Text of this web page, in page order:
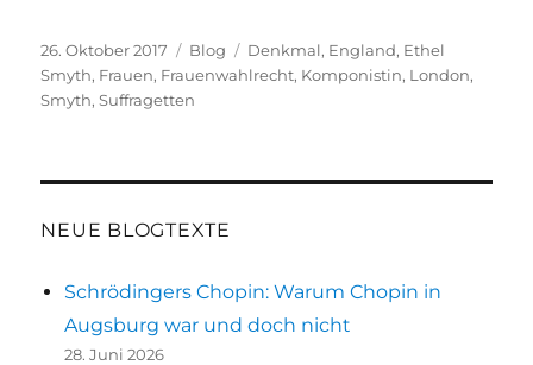
Veröffentlicht
am
26. Oktober 2017 Kategorien
Blog Schlagwörter
Denkmal, England, Ethel
Smyth, Frauen, Frauenwahlrecht, Komponistin, London,
Smyth,Suffragetten
NEUE BLOGTEXTE
Schrödingers Chopin: Warum Chopin in
Augsburg war und doch nicht
28. Juni 2026